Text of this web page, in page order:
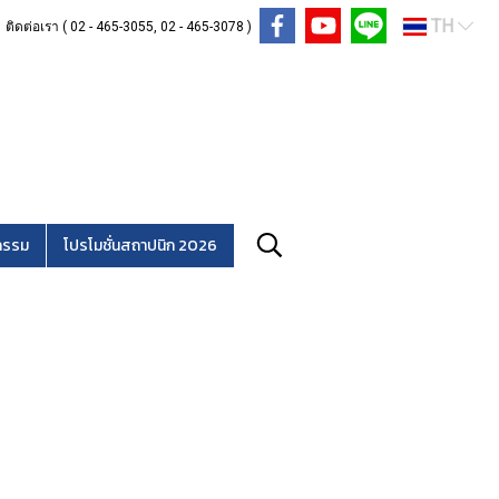
ติดต่อเรา ( 02 - 465-3055, 02 - 465-3078 ) TH
รม โปรโมชั่นสถาปนิก 2026